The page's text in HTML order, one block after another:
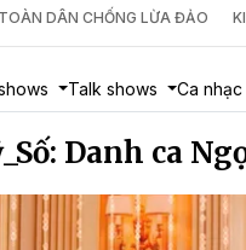
TOÀN DÂN CHỐNG LỪA ĐẢO
Talk shows Ca nhạc
Danh ca